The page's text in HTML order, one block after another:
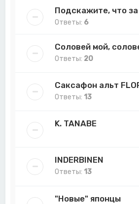
Подскажите, что за
Ответы: 6
Соловей мой,
Ответы: 20
Саксафон альт
Ответы: 13
K. TANABE
INDERBINEN
Ответы: 13
"Новые" японцы